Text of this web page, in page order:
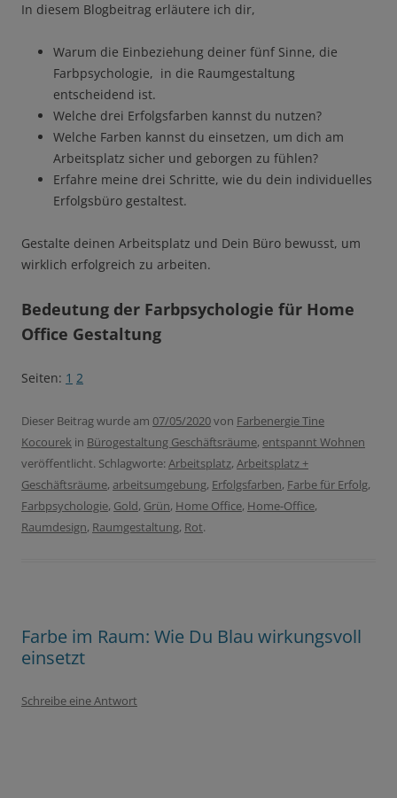
In diesem Blogbeitrag erläutere ich dir,
Warum die Einbeziehung deiner fünf Sinne, die
Farbpsychologie, in die Raumgestaltung
entscheidend ist.
Welche drei Erfolgsfarben kannst du nutzen?
Welche Farben kannst du einsetzen, um dich am
Arbeitsplatz sicher und geborgen zu fühlen?
Erfahre meine drei Schritte, wie du dein individuelles
Erfolgsbüro gestaltest.
Gestalte deinen Arbeitsplatz und Dein Büro bewusst, um
wirklich erfolgreich zu arbeiten.
Bedeutung der Farbpsychologie für Home
Office Gestaltung
Seiten: 1 2
Dieser Beitrag wurde am 07/05/2020von Farbenergie Tine
Kocourek in Bürogestaltung Geschäftsräume, entspannt Wohnen
veröffentlicht. Schlagworte: Arbeitsplatz, Arbeitsplatz +
Geschäftsräume, arbeitsumgebung, Erfolgsfarben, Farbe für Erfolg,
Farbpsychologie, Gold, Grün, Home Office, Home-Office,
Raumdesign, Raumgestaltung, Rot.
Farbe im Raum: Wie Du Blau wirkungsvoll
einsetzt
Schreibe eine Antwort